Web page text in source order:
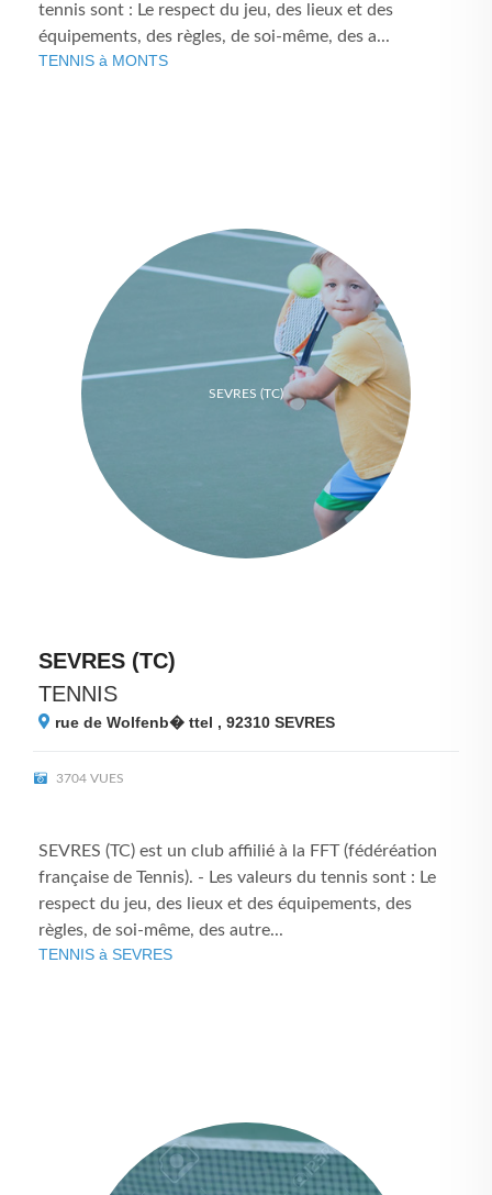
tennis sont : Le respect du jeu, des lieux et des
équipements, des règles, de soi-même, des a...
TENNIS à MONTS
SEVRES (TC)
SEVRES (TC)
TENNIS
rue de Wolfenb� ttel , 92310 SEVRES
3704 VUES
SEVRES (TC) est un club affiilié à la FFT (fédéréation
française de Tennis). - Les valeurs du tennis sont : Le
respect du jeu, des lieux et des équipements, des
règles, de soi-même, des autre...
TENNIS à SEVRES